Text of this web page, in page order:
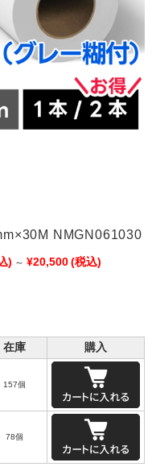
NMGN061030
) ～ ¥20,500(税込)
在庫 購入
157個
78個